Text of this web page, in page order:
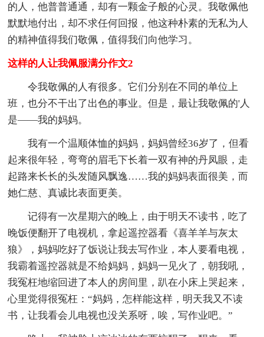
的人，他普普通通，却有一颗金子般的心灵。我敬佩他
默默地付出，却不求任何回报，他这种朴素的无私为人
的精神值得我们敬佩，值得我们向他学习。
这样的人让我佩服满分作文2
令我敬佩的人有很多。它们分别在不同的单位上
班，也分不干出了出色的事业。但是，最让我敬佩的'人
是——我的妈妈。
我有一个温顺体恤的妈妈，妈妈曾经36岁了，但看
起来很年轻，弯弯的眉毛下长着一双有神的丹凤眼，走
起路来长长的头发随风飘逸……我的妈妈表面很美，而
她仁慈、真诚比表面更美。
记得有一次星期六的晚上，由于明天不读书，吃了
晚饭便翻开了电视机，拿起遥控器看《喜羊羊与灰太
狼》，妈妈吃好了饭说让我去写作业，本人要看电视，
我霸着遥控器就是不给妈妈，妈妈一见火了，朝我吼，
我冤枉地缩回进了本人的房间里，趴在小床上哭起来，
心里觉得很冤枉：“妈妈，怎样能这样，明天我又不读
书，让我看会儿电视也没关系呀，唉，写作业吧。”